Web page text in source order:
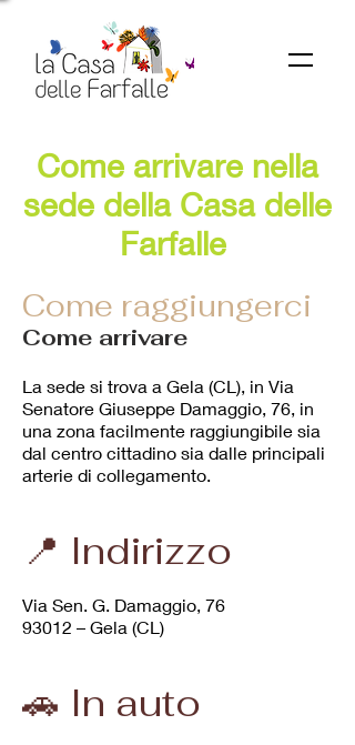
Come arrivare nella
sede della Casa delle
Farfalle
Come raggiungerci
Come arrivare
La sede si trova a Gela (CL), in Via
Senatore Giuseppe Damaggio, 76, in
una zona facilmente raggiungibile sia
dal centro cittadino sia dalle principali
arterie di collegamento.
📍 Indirizzo
Via Sen. G. Damaggio, 76
93012 – Gela (CL)
🚗 In auto